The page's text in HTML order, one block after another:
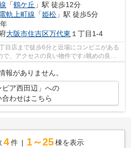
「鶴ケ丘 」駅 徒歩12分
軌上町線 「姫松 」駅 徒歩5分
大阪市住吉区万代東 １丁目1-4
目店まで徒歩6分と近場にコンビニがある
、アクセスの良い物件です♪眺めの良い
報がありません。
ピア西田辺」への
合わせはこちら
4 件 1～25 棟を表示